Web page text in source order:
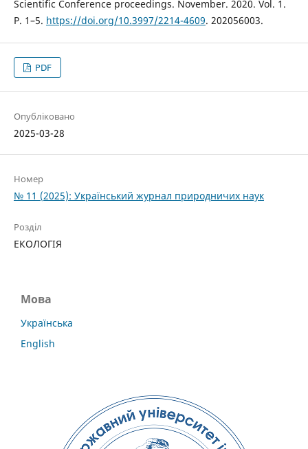
Scientific Conference proceedings. November. 2020. Vol. 1.
P. 1–5. https://doi.org/10.3997/2214-4609. 202056003.
PDF
Опубліковано
2025-03-28
Номер
№ 11 (2025): Український журнал природничих наук
Розділ
ЕКОЛОГІЯ
Мова
Українська
English